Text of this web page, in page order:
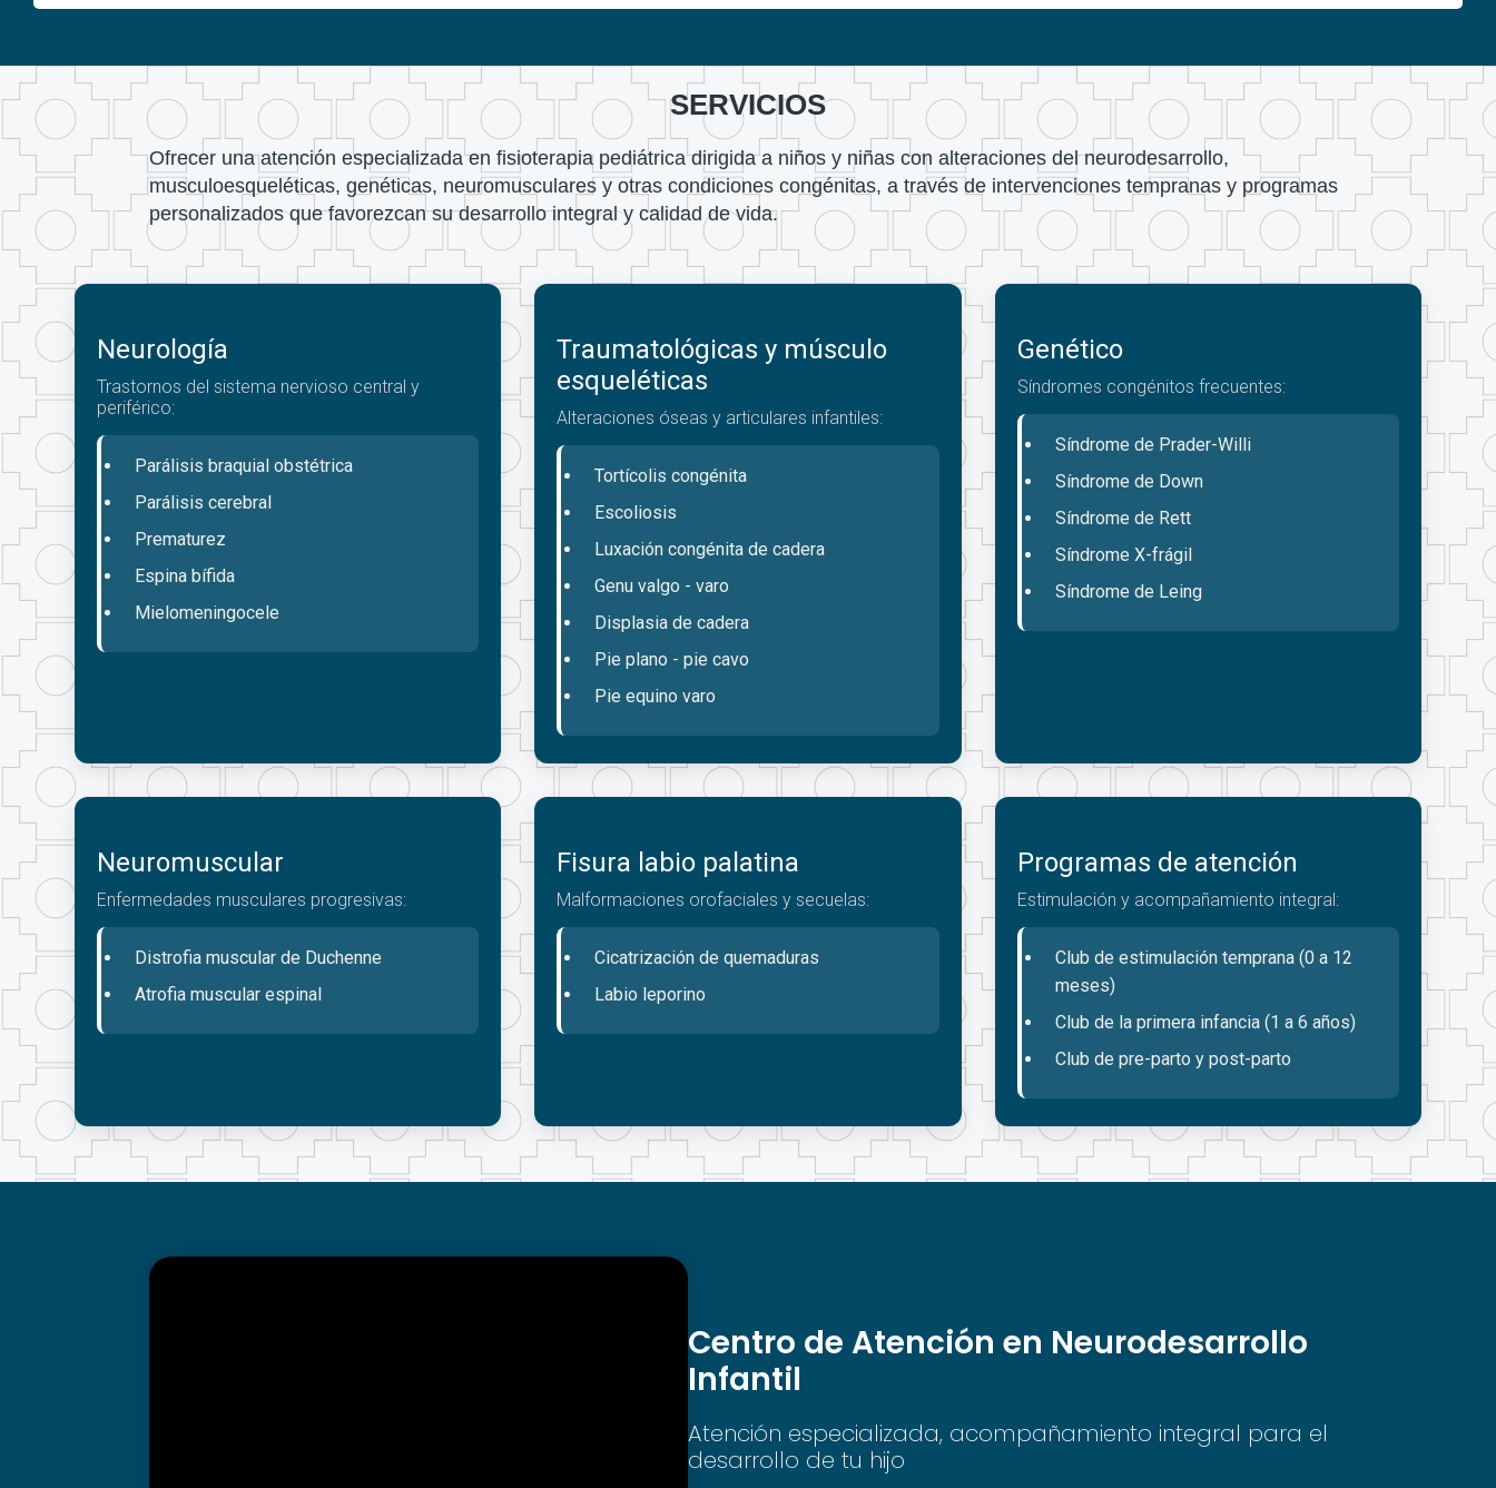
SERVICIOS
Ofrecer una atención especializada en fisioterapia pediátrica dirigida a niños y niñas con alteraciones del neurodesarrollo,
musculoesqueléticas, genéticas, neuromusculares y otras condiciones congénitas, a través de intervenciones tempranas y programas
personalizados que favorezcan su desarrollo integral y calidad de vida.
Neurología
Trastornos del sistema nervioso central y
periférico:
Parálisis braquial obstétrica
Parálisis cerebral
Prematurez
Espina bífida
Mielomeningocele
Traumatológicas y músculo
esqueléticas
Alteraciones óseas y articulares infantiles:
Tortícolis congénita
Escoliosis
Luxación congénita de cadera
Genu valgo - varo
Displasia de cadera
Pie plano - pie cavo
Pie equino varo
Genético
Síndromes congénitos frecuentes:
Síndrome de Prader-Willi
Síndrome de Down
Síndrome de Rett
Síndrome X-frágil
Síndrome de Leing
Neuromuscular
Enfermedades musculares progresivas:
Distrofia muscular de Duchenne
Atrofia muscular espinal
Fisura labio palatina
Malformaciones orofaciales y secuelas:
Cicatrización de quemaduras
Labio leporino
Programas de atención
Estimulación y acompañamiento integral:
Club de estimulación temprana (0 a 12
meses)
Club de la primera infancia (1 a 6 años)
Club de pre-parto y post-parto
Centro de Atención en Neurodesarrollo
Infantil
Atención especializada, acompañamiento integral para el
desarrollo de tu hijo